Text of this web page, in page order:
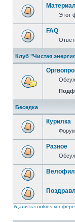
Этот
FAQ
Клуб "Чистая
Беседка
Курилка
Разное
Удалить cookies